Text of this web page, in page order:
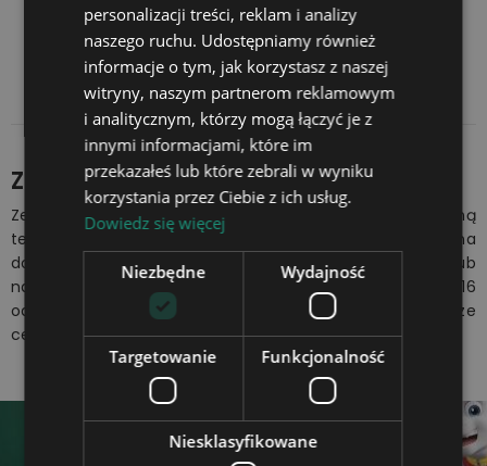
Pokazano 1-3 z 3 pozycji
Zestaw kreatywny Stitch
Zestaw kreatywny z motywem Stitch łączy nowoczesną
technologię z pasją do ulubionego tematu. Produkt można
dodatkowo spersonalizować dowolnym imieniem lub
napisem, a całość podświetla kolorowe LED w 16
odcieniach. Sprawdź pełną ofertę na Plexido.pl - najniższe
ceny, wysyłka w 24 godziny.
personalizacji treści, reklam i analizy
naszego ruchu. Udostępniamy również
informacje o tym, jak korzystasz z naszej
witryny, naszym partnerom reklamowym
i analitycznym, którzy mogą łączyć je z
innymi informacjami, które im
przekazałeś lub które zebrali w wyniku
korzystania przez Ciebie z ich usług.
Dowiedz się więcej
Niezbędne Wydajność
Targetowanie Funkcjonalność
Niesklasyfikowane